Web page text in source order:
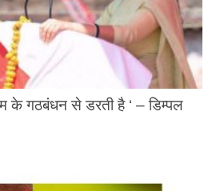
के गठबंधन से डरती है ‘ – डिम्पल